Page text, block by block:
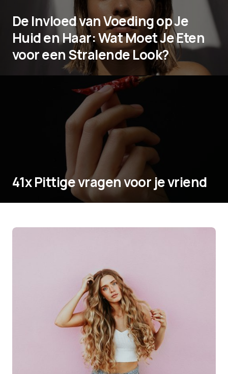
De Invloed van Voeding op Je
Huid en Haar: Wat Moet Je Eten
voor een Stralende Look?
41x Pittige vragen voor je vriend